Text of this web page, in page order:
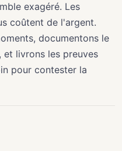
exagéré. Les
coûtent de l'argent.
documentons le
livrons les preuves
pour contester la